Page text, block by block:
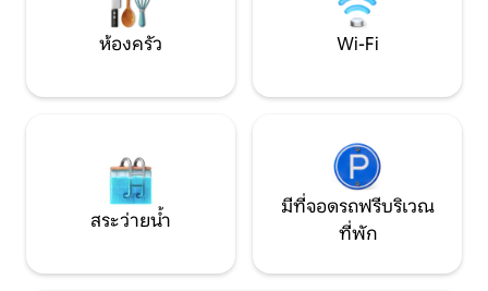
ห้องครัว Wi-Fi
สระว่ายน้ำ
มีที่จอดรถฟรีบริเวณ
ที่พัก